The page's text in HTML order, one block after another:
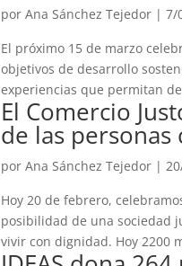
porAna Sánchez Tejedor |7/
El próximo 15 de marzo
objetivos de desarrollo
experiencias que permitan
El Comercio
de las
porAna Sánchez Tejedor |
Hoy 20 de febrero,
posibilidad de una sociedad
vivir con dignidad. Hoy 2200